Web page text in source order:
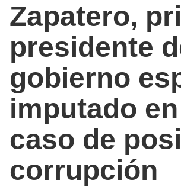
Zapatero,
presidente
gobierno
imputado
caso de
corrupción